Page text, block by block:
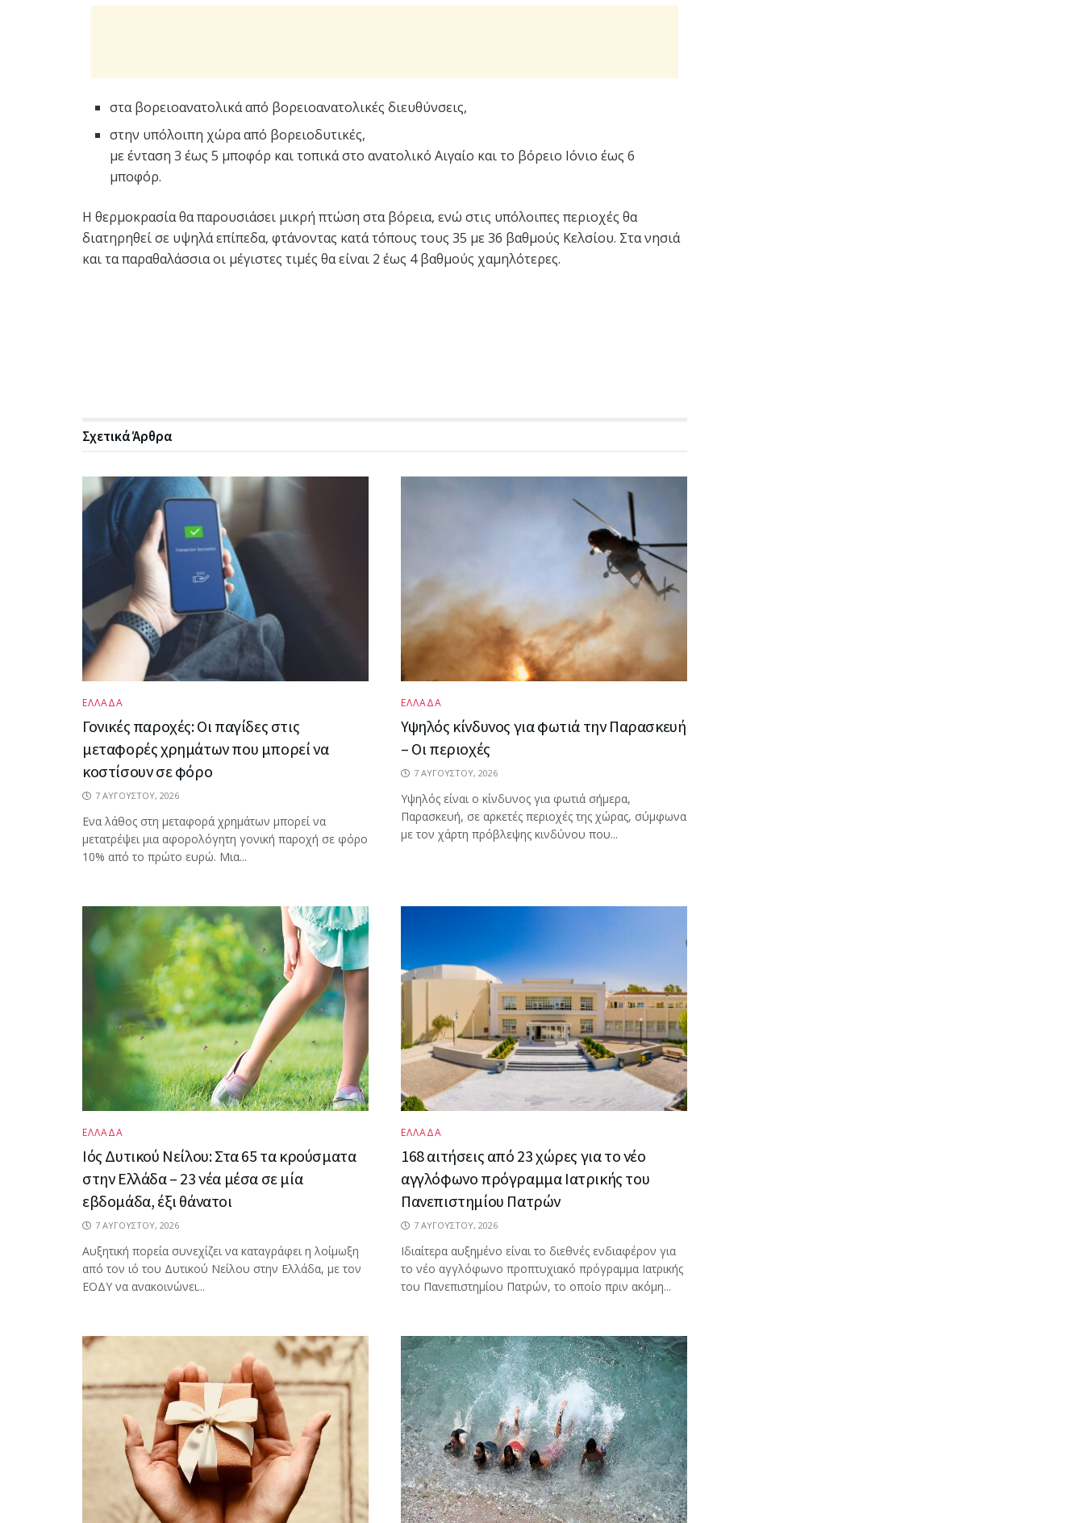
στα βορειοανατολικά από βορειοανατολικές διευθύνσεις,
στην υπόλοιπη χώρα από βορειοδυτικές,
με ένταση 3 έως 5 μποφόρ και τοπικά στο ανατολικό Αιγαίο και το βόρειο Ιόνιο έως 6
μποφόρ.
Η θερμοκρασία θα παρουσιάσει μικρή πτώση στα βόρεια, ενώ στις υπόλοιπες περιοχές θα
διατηρηθεί σε υψηλά επίπεδα, φτάνοντας κατά τόπους τους 35 με 36 βαθμούς Κελσίου. Στα νησιά
και τα παραθαλάσσια οι μέγιστες τιμές θα είναι 2 έως 4 βαθμούς χαμηλότερες.
ΣχετικάΆρθρα
ΕΛΛΑΔΑ
Γονικές παροχές: Οι παγίδες στις
μεταφορές χρημάτων που μπορεί να
κοστίσουν σε φόρο
7 ΑΥΓΟΎΣΤΟΥ, 2026
Ενα λάθος στη μεταφορά χρημάτων μπορεί να
μετατρέψει μια αφορολόγητη γονική παροχή σε φόρο
10% από το πρώτο ευρώ. Μια...
ΕΛΛΑΔΑ
Υψηλός κίνδυνος για φωτιά την Παρασκευή
– Οι περιοχές
7 ΑΥΓΟΎΣΤΟΥ, 2026
Υψηλός είναι ο κίνδυνος για φωτιά σήμερα,
Παρασκευή, σε αρκετές περιοχές της χώρας, σύμφωνα
με τον χάρτη πρόβλεψης κινδύνου που...
ΕΛΛΑΔΑ
Ιός Δυτικού Νείλου: Στα 65 τα κρούσματα
στην Ελλάδα – 23 νέα μέσα σε μία
εβδομάδα, έξι θάνατοι
7 ΑΥΓΟΎΣΤΟΥ, 2026
Αυξητική πορεία συνεχίζει να καταγράφει η λοίμωξη
από τον ιό του Δυτικού Νείλου στην Ελλάδα, με τον
ΕΟΔΥ να ανακοινώνει...
ΕΛΛΑΔΑ
168 αιτήσεις από 23 χώρες για το νέο
αγγλόφωνο πρόγραμμα Ιατρικής του
Πανεπιστημίου Πατρών
7 ΑΥΓΟΎΣΤΟΥ, 2026
Ιδιαίτερα αυξημένο είναι το διεθνές ενδιαφέρον για
το νέο αγγλόφωνο προπτυχιακό πρόγραμμα Ιατρικής
του Πανεπιστημίου Πατρών, το οποίο πριν ακόμη...